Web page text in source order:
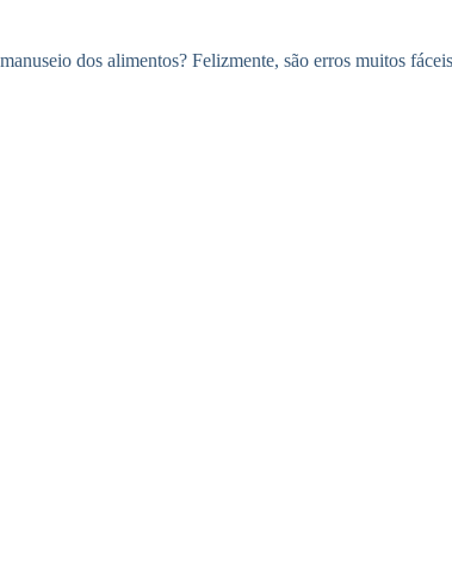
dos alimentos? Felizmente, são erros muitos